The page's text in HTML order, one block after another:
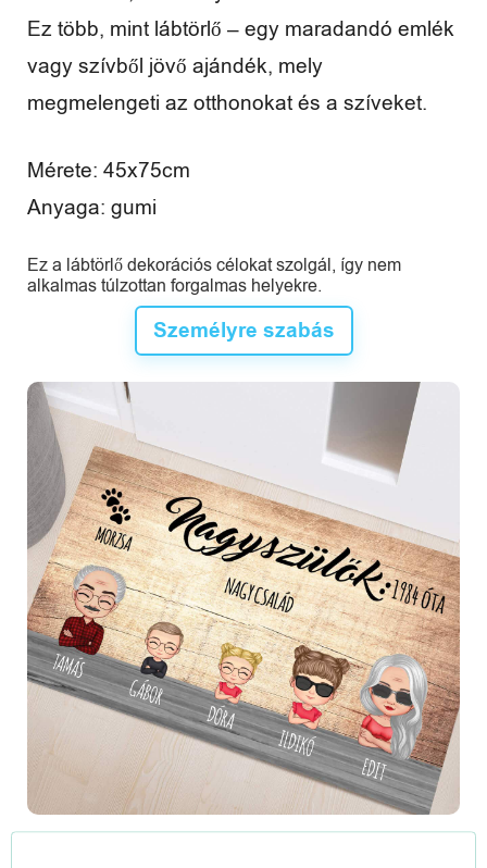
Ez több, mint lábtörlő – egy maradandó emlék
vagy szívből jövő ajándék, mely
megmelengeti az otthonokat és a szíveket.
Mérete: 45x75cm
Anyaga: gumi
Ez a lábtörlő dekorációs célokat szolgál, így nem
alkalmas túlzottan forgalmas helyekre.
Személyre szabás